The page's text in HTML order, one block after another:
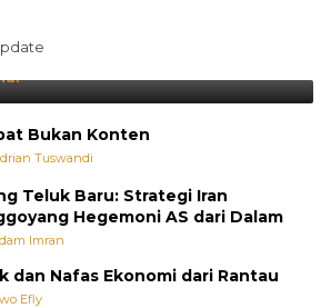
tetapi Jepang Selalu
Kejutan
Bukan Konten
Tuswandi
Teluk Baru: Strategi Iran
Hegemoni AS dari Dalam
Imran
dan Nafas Ekonomi dari Rantau
Efly